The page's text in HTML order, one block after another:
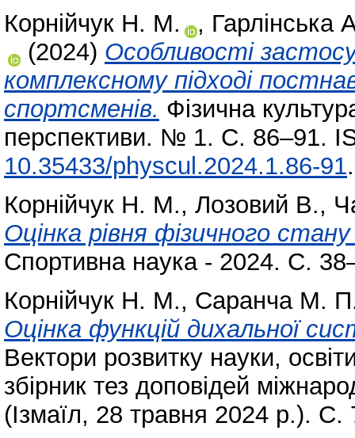
Корнійчук Н. М.
, Гарлінська
(2024) Особливості
комплексному підході
спортсменів. Фізична
перспективи. № 1. С. 86–91.
10.35433/physcul.2024.1.86-91.
Корнійчук Н. М., Лозовий В.,
Оцінка рівня фізичного
Спортивна наука - 2024. С.
Корнійчук Н. М., Саранча М.
Оцінка функцій дихальної
Вектори розвитку науки,
збірник тез доповідей
(Ізмаїл, 28 травня 2024 р.). С.